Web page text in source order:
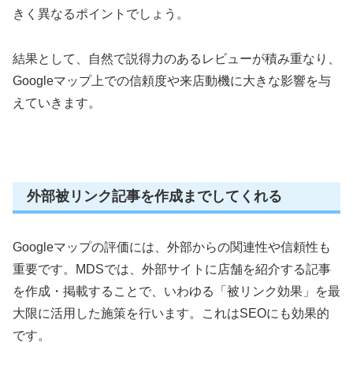
きく異なるポイントでしょう。
結果として、自然で説得力のあるレビューが積み重なり、
Googleマップ上での信頼度や来店動機に大きな影響を与
えていきます。
外部被リンク記事を作成までしてくれる
Googleマップの評価には、外部からの関連性や信頼性も
重要です。MDSでは、外部サイトに店舗を紹介する記事
を作成・掲載することで、いわゆる「被リンク効果」を最
大限に活用した施策を行います。これはSEOにも効果的
です。